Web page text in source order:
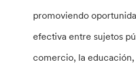
promoviendo
efectiva entre sujetos
comercio, la